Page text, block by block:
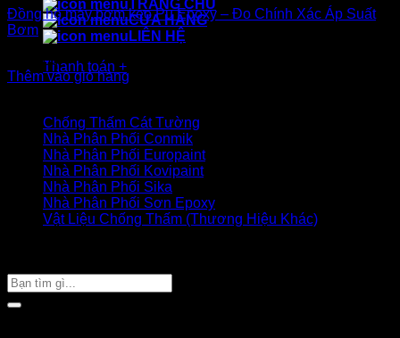
TRANG CHỦ
CỬA HÀNG
LIÊN HỆ
Thanh toán +
Đồng hồ máy bơm keo Pu Epoxy – Đo Chính Xác Áp Suất
Bơm
300.000₫
Thêm vào giỏ hàng
Chống Thấm Cát Tường
Nhà Phân Phối Conmik
Nhà Phân Phối Europaint
Nhà Phân Phối Kovipaint
Nhà Phân Phối Sika
Nhà Phân Phối Sơn Epoxy
Vật Liệu Chống Thấm (Thương Hiệu Khác)
Tìm
kiếm: